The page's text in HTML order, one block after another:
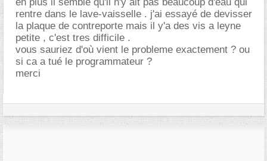
rentre dans le lave-vaisselle . j'ai essayé de devisser
la plaque de contreporte mais il y'a des vis a leyne
petite , c'est tres difficile .
vous sauriez d'où vient le probleme exactement ? ou
si ca a tué le programmateur ?
merci